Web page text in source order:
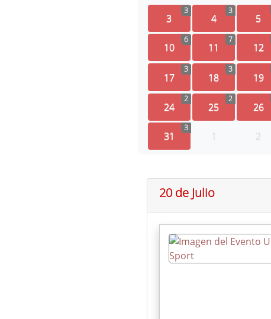
3
3
4
3
5
10
6
11
7
12
17
3
18
3
19
24
2
25
2
26
31
3
1 2
20 de Julio